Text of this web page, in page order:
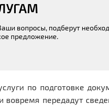
вопросы, подберут
предложение.
по подготовке
вовремя передадут